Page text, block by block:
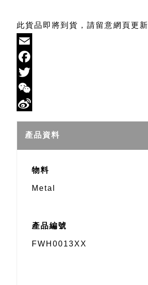
此貨品即將到貨，請留意網頁更新
Email
Facebook
Twitter
WeChat
Weibo
產品資料
物料
Metal
產品編號
FWH0013XX